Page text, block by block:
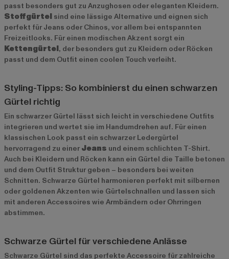
passt besonders gut zu Anzughosen oder eleganten Kleidern.
Stoffgürtel sind eine lässige Alternative und eignen sich
perfekt für Jeans oder Chinos, vor allem bei entspannten
Freizeitlooks. Für einen modischen Akzent sorgt ein
Kettengürtel, der besonders gut zu Kleidern oder Röcken
passt und dem Outfit einen coolen Touch verleiht.
Styling-Tipps: So kombinierst du einen schwarzen
Gürtel richtig
Ein schwarzer Gürtel lässt sich leicht in verschiedene Outfits
integrieren und wertet sie im Handumdrehen auf. Für einen
klassischen Look passt ein schwarzer Ledergürtel
hervorragend zu einer Jeans und einem schlichten T-Shirt.
Auch bei Kleidern und Röcken kann ein Gürtel die Taille betonen
und dem Outfit Struktur geben – besonders bei weiten
Schnitten. Schwarze Gürtel harmonieren perfekt mit silbernen
oder goldenen Akzenten wie Gürtelschnallen und lassen sich
mit anderen Accessoires wie Armbändern oder Ohrringen
abstimmen.
Schwarze Gürtel für verschiedene Anlässe
Schwarze Gürtel sind das perfekte Accessoire für zahlreiche